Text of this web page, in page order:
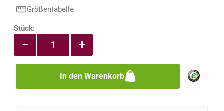
Größentabelle
Produkt Anzahl: Gib den gewünschten
Stück:
+
−
In den Warenkorb